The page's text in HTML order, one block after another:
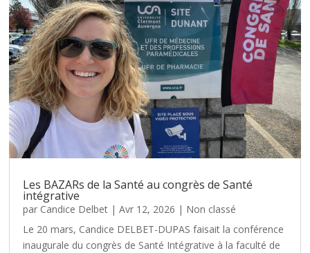
Les BAZARs de la Santé au congrès de Santé
intégrative
par Candice Delbet |Avr 12, 2026 | Non classé
Le 20 mars, Candice DELBET-DUPAS faisait la conférence
inaugurale du congrès de Santé Intégrative à la faculté de